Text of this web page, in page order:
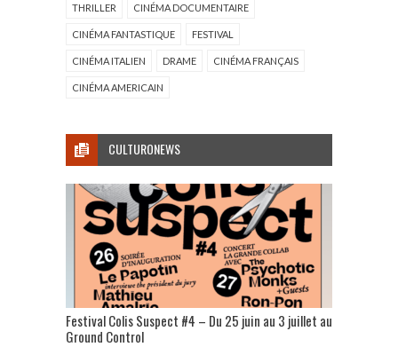
THRILLER CINÉMA DOCUMENTAIRE
CINÉMA FANTASTIQUE FESTIVAL
CINÉMA ITALIEN DRAME CINÉMA FRANÇAIS
CINÉMA AMERICAIN
CULTURONEWS
Festival Colis Suspect #4 – Du 25 juin au 3 juillet au
Ground Control